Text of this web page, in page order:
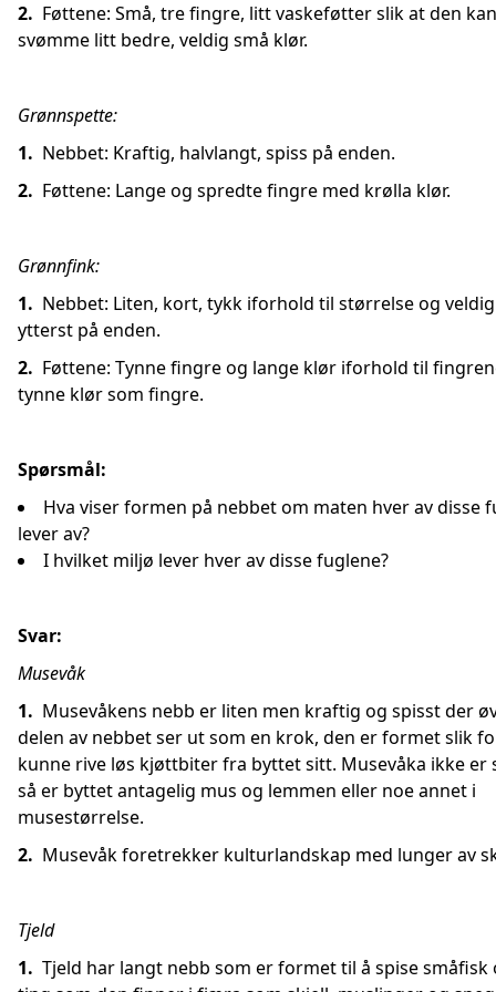
2. Føttene: Små, tre fingre, litt vaskeføtter slik at den kan
svømme litt bedre, veldig små klør.
Grønnspette:
1. Nebbet: Kraftig, halvlangt, spiss på enden.
2. Føttene: Lange og spredte fingre med krølla klør.
Grønnfink:
1. Nebbet: Liten, kort, tykk iforhold til størrelse og
ytterst på enden.
2. Føttene: Tynne fingre og lange klør iforhold til
tynne klør som fingre.
Spørsmål:
Hva viser formen på nebbet om maten hver av disse
lever av?
I hvilket miljø lever hver av disse fuglene?
Svar:
Musevåk
1. Musevåkens nebb er liten men kraftig og spisst der
delen av nebbet ser ut som en krok, den er formet slik
kunne rive løs kjøttbiter fra byttet sitt. Musevåka ikke er
så er byttet antagelig mus og lemmen eller noe annet i
musestørrelse.
2. Musevåk foretrekker kulturlandskap med lunger av
Tjeld
1. Tjeld har langt nebb som er formet til å spise småfisk